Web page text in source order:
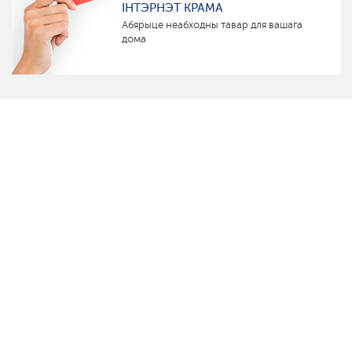
ІНТЭРНЭТ КРАМА
Абярыце неабходны тавар для вашага
дома